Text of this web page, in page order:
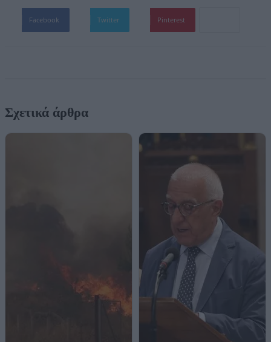
Facebook Twitter Pinterest
Σχετικά άρθρα